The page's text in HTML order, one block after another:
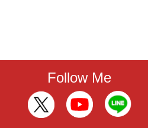
Follow Me